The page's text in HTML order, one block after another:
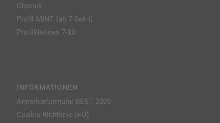
Chronik
Profil MINT (ab 7 Sek-I)
Profilklassen 7-10
INFORMATIONEN
Anmeldeformular BEST 2026
Cookie-Richtlinie (EU)